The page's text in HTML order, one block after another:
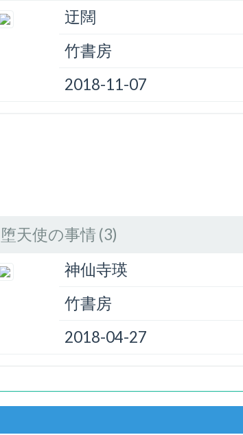
迂闊
竹書房
2018-11-07
堕天使の事情 (3)
神仙寺瑛
竹書房
2018-04-27